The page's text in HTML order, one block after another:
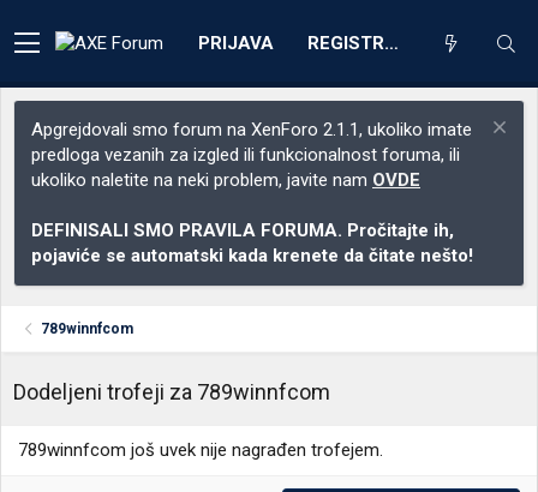
PRIJAVA REGISTRACIJA
Apgrejdovali smo forum na XenForo 2.1.1, ukoliko imate
predloga vezanih za izgled ili funkcionalnost foruma, ili
ukoliko naletite na neki problem, javite nam OVDE
DEFINISALI SMO PRAVILA FORUMA. Pročitajte ih,
pojaviće se automatski kada krenete da čitate nešto!
789winnfcom
Dodeljeni trofeji za 789winnfcom
789winnfcom još uvek nije nagrađen trofejem.